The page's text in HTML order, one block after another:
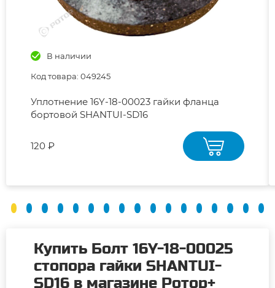
В наличии
Код товара: 049245
Уплотнение 16Y-18-00023 гайки фланца
бортовой SHANTUI-SD16
120 ₽
Купить Болт 16Y-18-00025
стопора гайки SHANTUI-
SD16 в магазине Ротор+